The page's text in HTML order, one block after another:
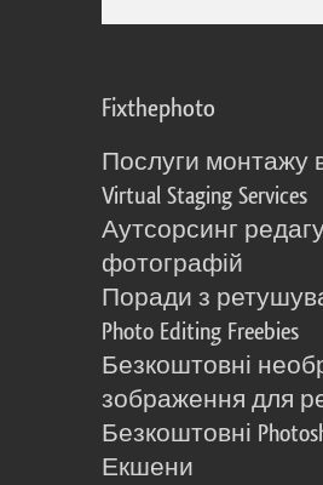
Fixthephoto
Послуги монтажу
Virtual Staging Services
Аутсорсинг
фотографій
Поради з
Photo Editing Freebies
Безкоштовні
зображення для
Безкоштовні
Екшени